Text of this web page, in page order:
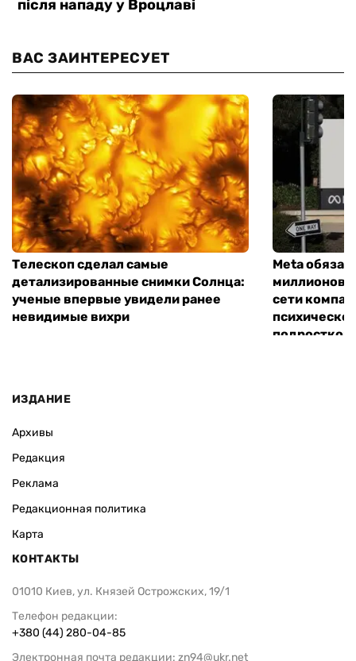
ВАС ЗАИНТЕРЕСУЕТ
Телескоп сделал самые
детализированные снимки Солнца:
ученые впервые увидели ранее
невидимые вихри
Meta
миллионов
сети
подростков
ИЗДАНИЕ
Архивы
Редакция
Реклама
Редакционная политика
Карта
КОНТАКТЫ
01010 Киев, ул. Князей Острожских, 19/1
Телефон редакции:
+380 (44) 280-04-85
Электронная почта редакции: zn94@ukr.net